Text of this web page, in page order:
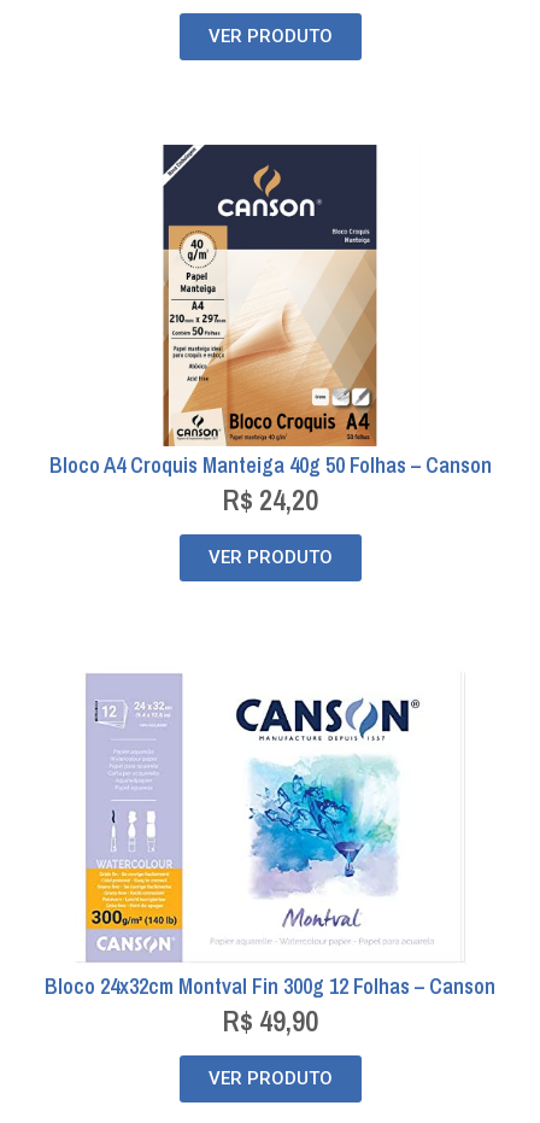
VER PRODUTO
Bloco A4 Croquis Manteiga 40g 50 Folhas – Canson
R$ 24,20
VER PRODUTO
Bloco 24x32cm Montval Fin 300g 12 Folhas – Canson
R$ 49,90
VER PRODUTO